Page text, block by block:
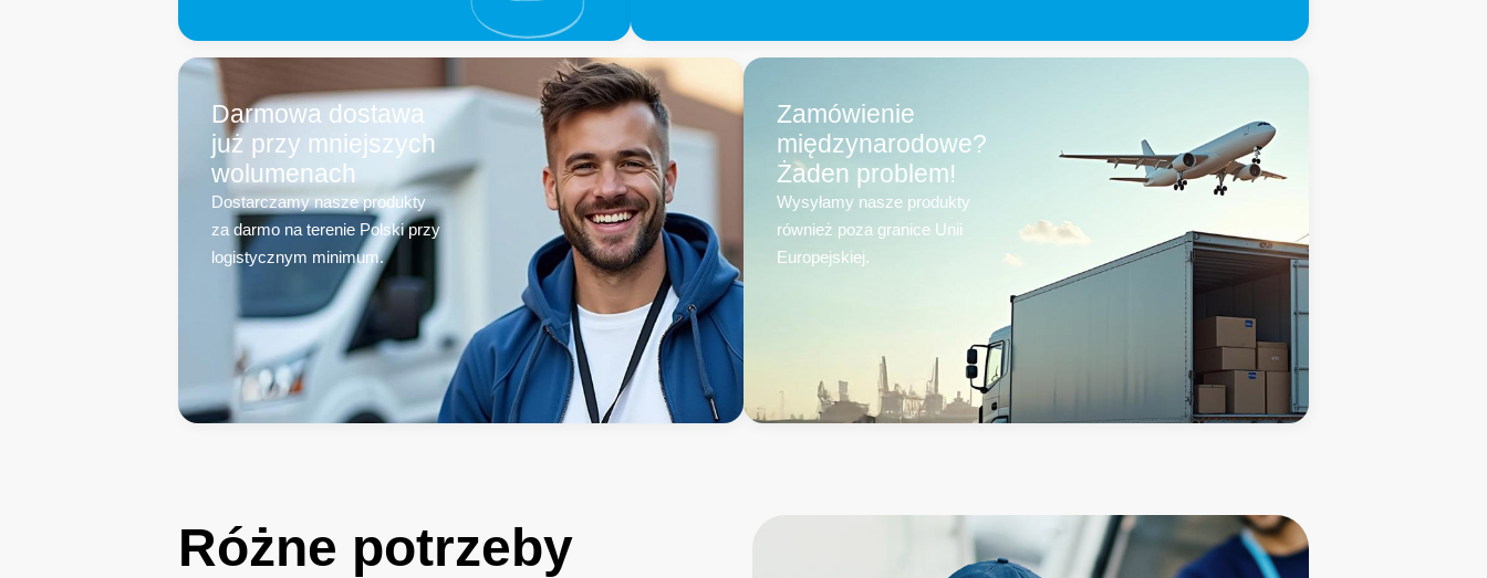
Darmowa dostawa
już przy mniejszych
wolumenach
Dostarczamy nasze produkty
za darmo na terenie Polski przy
logistycznym minimum.
Zamówienie
międzynarodowe?
Żaden problem!
Wysyłamy nasze produkty
również poza granice Unii
Europejskiej.
Różne potrzeby